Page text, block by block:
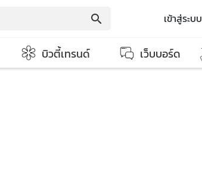
search เข้าสู่ระบบ
บิวตี้เทรนด์ เว็บบอร์ด